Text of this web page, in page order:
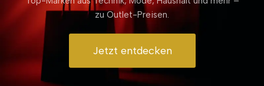
zu Outlet-Preisen.
Jetzt entdecken